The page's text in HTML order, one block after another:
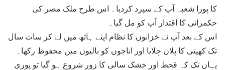
کا پورا شعبہ آپ کے سپرد کردیا۔ اس طرح ملک مصر کی
حکمرانی کا اقتدار آپ کو مل گیا۔
اس کے بعد آپ نے خزانوں کا نظام اپنے ہاتھ میں لے کر سات سال
تک کھیتی کا پلان چلایا اور اناجوں کو بالیوں میں محفوظ رکھا۔
یہاں تک کہ قحط اور خشک سالی کا زور شروع ہو گیا تو پوری